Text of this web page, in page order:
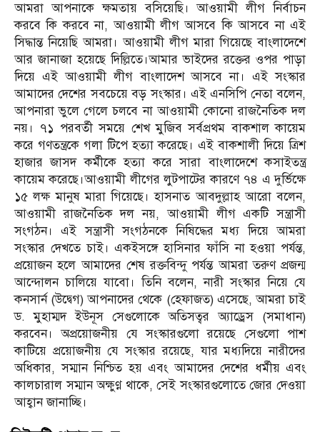
আমরা আপনাকে ক্ষমতায় বসিয়েছি। আওয়ামী লীগ নির্বাচন
করবে কি করবে না, আওয়ামী লীগ আসবে কি আসবে না এই
সিদ্ধান্ত নিয়েছি আমরা। আওয়ামী লীগ মারা গিয়েছে বাংলাদেশে
আর জানাজা হয়েছে দিল্লিতে।আমার ভাইদের রক্তের ওপর পাড়া
দিয়ে এই আওয়ামী লীগ বাংলাদেশ আসবে না। এই সংস্কার
আমাদের দেশের সবচেয়ে বড় সংস্কার। এই এনসিপি নেতা বলেন,
আপনারা ভুলে গেলে চলবে না আওয়ামী কোনো রাজনৈতিক দল
নয়। ৭১ পরবর্তী সময়ে শেখ মুজিব সর্বপ্রথম বাকশাল কায়েম
করে গণতন্ত্রকে গলা টিপে হত্যা করেছে। এই বাকশালী দিয়ে ত্রিশ
হাজার জাসদ কর্মীকে হত্যা করে সারা বাংলাদেশে কসাইতন্ত্র
কায়েম করেছে।আওয়ামী লীগের লুটপাটের কারণে ৭৪ এ দুর্ভিক্ষে
১৫ লক্ষ মানুষ মারা গিয়েছে। হাসনাত আবদুল্লাহ আরো বলেন,
আওয়ামী রাজনৈতিক দল নয়, আওয়ামী লীগ একটি সন্ত্রাসী
সংগঠন। এই সন্ত্রাসী সংগঠনকে নিষিদ্ধের মধ্য দিয়ে আমরা
সংস্কার দেখতে চাই। একইসঙ্গে হাসিনার ফাঁসি না হওয়া পর্যন্ত,
প্রয়োজন হলে আমাদের শেষ রক্তবিন্দু পর্যন্ত আমরা তরুণ প্রজন্ম
আন্দোলন চালিয়ে যাবো। তিনি বলেন, নারী সংস্কার নিয়ে যে
কনসার্ন (উদ্বেগ) আপনাদের থেকে (হেফাজত) এসেছে, আমরা চাই
ড. মুহাম্মদ ইউনূস সেগুলোকে অতিসত্বর অ্যাড্রেস (সমাধান)
করবেন। অপ্রয়োজনীয় যে সংস্কারগুলো রয়েছে সেগুলো পাশ
কাটিয়ে প্রয়োজনীয় যে সংস্কার রয়েছে, যার মধ্যদিয়ে নারীদের
অধিকার, সম্মান নিশ্চিত হয় এবং আমাদের দেশের ধর্মীয় এবং
কালচারাল সম্মান অক্ষুণ্ণ থাকে, সেই সংস্কারগুলোতে জোর দেওয়া
আহ্বান জানাচ্ছি।